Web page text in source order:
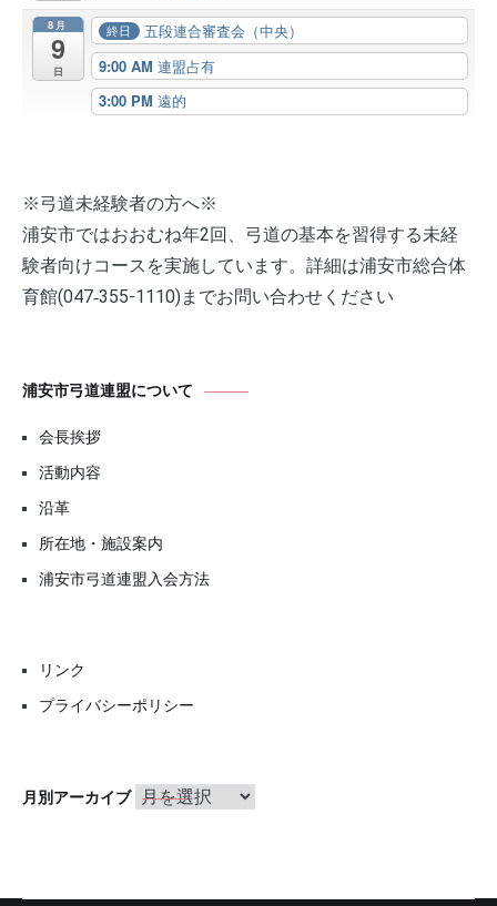
8月
9
日
終日
五段連合審査会（中央）
9:00 AM 連盟占有
3:00 PM 遠的
※弓道未経験者の方へ※
浦安市ではおおむね年2回、弓道の基本を習得する未経
験者向けコースを実施しています。詳細は浦安市総合体
育館(047‐355-1110)までお問い合わせください
浦安市弓道連盟について
会長挨拶
活動内容
沿革
所在地・施設案内
浦安市弓道連盟入会方法
リンク
プライバシーポリシー
月別アーカイブ 月